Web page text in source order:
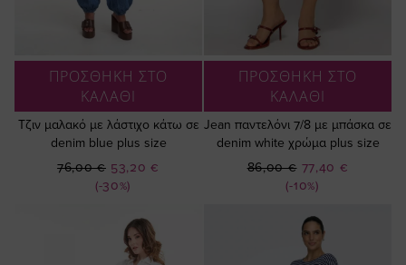
ΠΡΟΣΘΗΚΗ ΣΤΟ
ΚΑΛΑΘΙ
Τζιν μαλακό με λάστιχο κάτω σε
denim blue plus size
(-30%)
Ειδική
Τιμή
53,20 €
76,00 €
ΠΡΟΣΘΗΚΗ ΣΤΟ
ΚΑΛΑΘΙ
Jean παντελόνι 7/8 με μπάσκα σε
denim white χρώμα plus size
(-10%)
Ειδική
Τιμή
77,40 €
86,00 €